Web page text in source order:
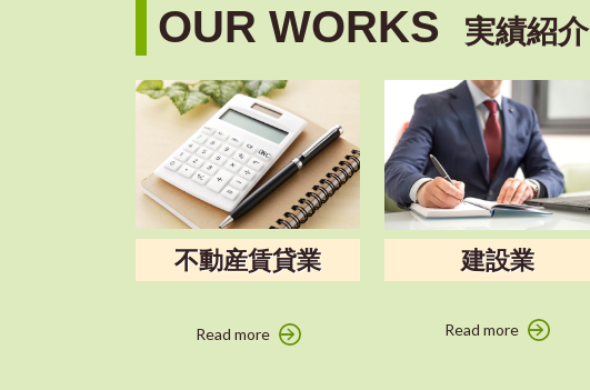
OUR WORKS 実績紹介
不動産賃貸業
Read more
建設業
Read more